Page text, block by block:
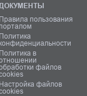
ДОКУМЕНТЫ
Правила пользования
порталом
Политика
Политика в
файлов
Настройка файлов